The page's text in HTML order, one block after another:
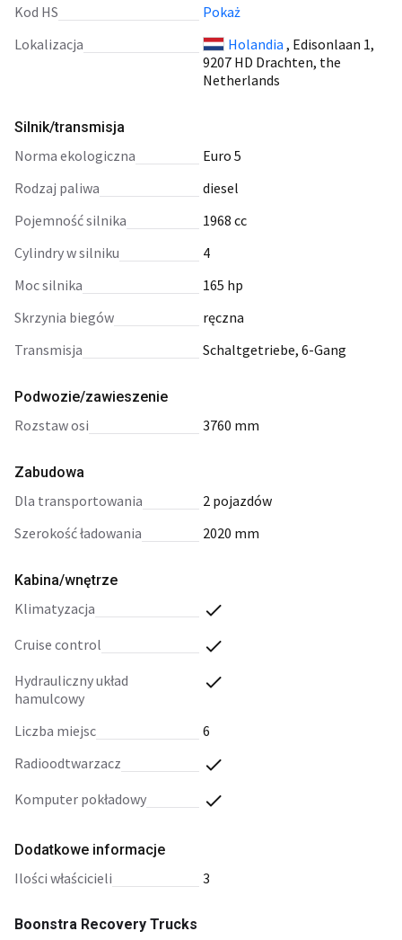
Kod HS
Pokaż
Lokalizacja
Holandia , Edisonlaan 1,
9207 HD Drachten, the
Netherlands
Silnik/transmisja
norma ekologiczna
Euro 5
rodzaj paliwa
diesel
pojemność silnika
1968 cc
cylindry w silniku
4
moc silnika
165 hp
skrzynia biegów
ręczna
transmisja
Schaltgetriebe, 6-Gang
Podwozie/zawieszenie
rozstaw osi 3760 mm
Zabudowa
dla transportowania
2 pojazdów
szerokość ładowania
2020 mm
Kabina/wnętrze
klimatyzacja
cruise control
hydrauliczny układ
hamulcowy
liczba miejsc
6
radioodtwarzacz
komputer pokładowy
Dodatkowe informacje
ilości właścicieli 3
Boonstra Recovery Trucks